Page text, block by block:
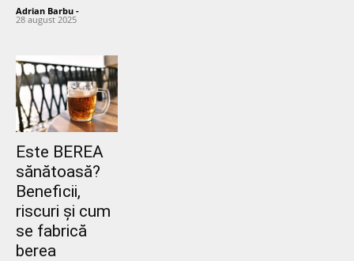
Adrian Barbu -
28 august 2025
Este BEREA
sănătoasă?
Beneficii,
riscuri și cum
se fabrică
berea